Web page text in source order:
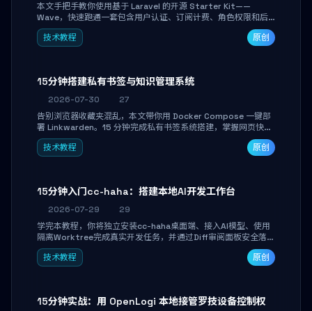
本文手把手教你使用基于 Laravel 的开源 Starter Kit——
Wave，快速跑通一套包含用户认证、订阅计费、角色权限和后
台管理的完整 SaaS 骨架。附带 Stripe 测试支付对接与自定义
业务页面开发实战，助你省去重复基建时间，将精力聚焦于核心
技术教程 原创
15分钟搭建私有书签与知识管理系统
2026-07-30
27
告别浏览器收藏夹混乱，本文带你用 Docker Compose 一键部
署 Linkwarden。15 分钟完成私有书签系统搭建，掌握网页快照
归档、高亮批注、分类管理与全文搜索。适合开发者与知识工作
者打造个人知识库，资料统一归档，随时检索。
技术教程 原创
15分钟入门cc-haha：搭建本地AI开发工作台
2026-07-29
29
学完本教程，你将独立安装cc-haha桌面端、接入AI模型、使用
隔离Worktree完成真实开发任务，并通过Diff审阅面板安全落地
AI代码改写。告别终端黑盒操作，让AI在沙箱环境中工作，你只
做审阅和决策。
技术教程 原创
15分钟实战：用 OpenLogi 本地接管罗技设备控制权